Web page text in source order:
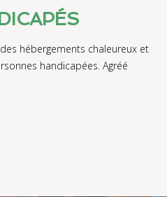
hébergements chaleureux et
handicapées. Agréé